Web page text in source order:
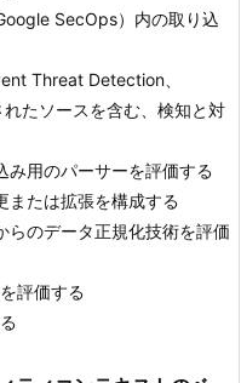
SecOps）内の取り込
Threat Detection、
たソースを含む、検知と対
用のパーサーを評価する
または拡張を構成する
のデータ正規化技術を評価
評価する